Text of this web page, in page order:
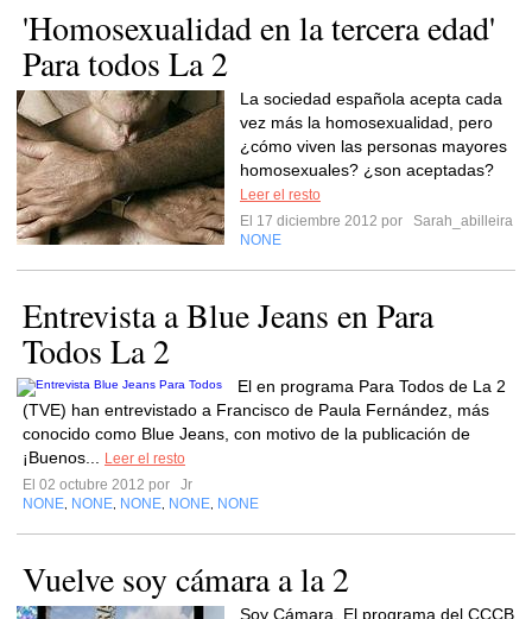
'Homosexualidad en la tercera edad'
Para todos La 2
La sociedad española acepta cada
vez más la homosexualidad, pero
¿cómo viven las personas mayores
homosexuales? ¿son aceptadas?
Leer el resto
El 17 diciembre 2012 por
Sarah_abilleira
NONE
Entrevista a Blue Jeans en Para
Todos La 2
El en programa Para Todos de La 2
(TVE) han entrevistado a Francisco de Paula Fernández, más
conocido como Blue Jeans, con motivo de la publicación de
¡Buenos...
Leer el resto
El 02 octubre 2012 por
Jr
NONE NONE NONE NONE NONE
Vuelve soy cámara a la 2
Soy Cámara. El programa del CCCB